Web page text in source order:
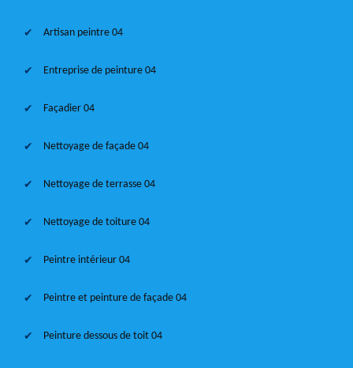
Artisan peintre 04
Entreprise de peinture 04
Façadier 04
Nettoyage de façade 04
Nettoyage de terrasse 04
Nettoyage de toiture 04
Peintre intérieur 04
Peintre et peinture de façade 04
Peinture dessous de toit 04